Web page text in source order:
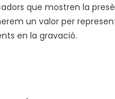
que mostren la
un valor per
en la gravació.